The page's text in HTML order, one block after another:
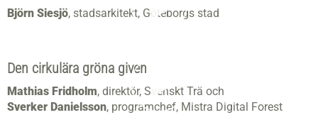
Björn Siesjö, stadsarkitekt, Göteborgs stad
Den cirkulära gröna given
Mathias Fridholm, direktör, Svenskt Trä och
Sverker Danielsson, programchef, Mistra Digital Forest